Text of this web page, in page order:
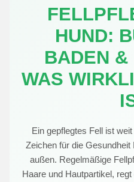
HUND:
BADEN &
WAS
Ein gepflegtes Fell ist
Zeichen für die
außen. Regelmäßige
Haare und Hautpartikel,